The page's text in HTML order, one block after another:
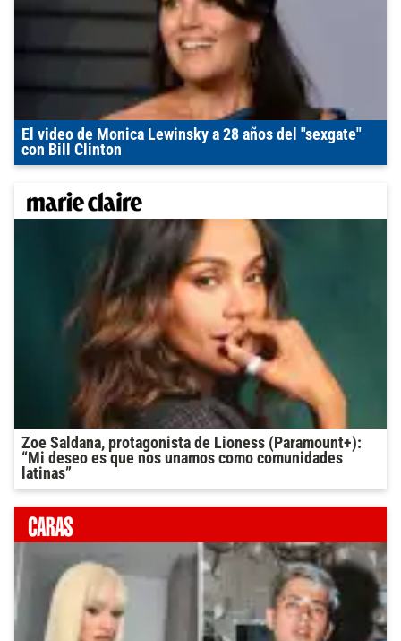
El video de Monica Lewinsky a 28 años del "sexgate"
con Bill Clinton
Zoe Saldana, protagonista de Lioness (Paramount+):
“Mi deseo es que nos unamos como comunidades
latinas”